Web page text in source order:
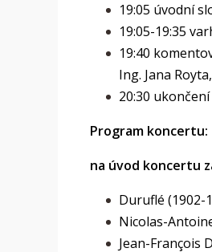
19:05 úvodní
19:05-19:35
19:40
Ing. Jana
20:30 ukončení
Program koncertu:
na úvod koncertu
Duruflé (1902-
Nicolas-
Jean-François